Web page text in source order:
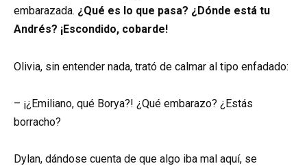
embarazada. ¿Qué es lo que pasa? ¿Dónde está tu
Andrés? ¡Escondido, cobarde!
Olivia, sin entender nada, trató de calmar al tipo enfadado:
– ¡¿Emiliano, qué Borya?! ¿Qué embarazo? ¿Estás
borracho?
Dylan, dándose cuenta de que algo iba mal aquí, se